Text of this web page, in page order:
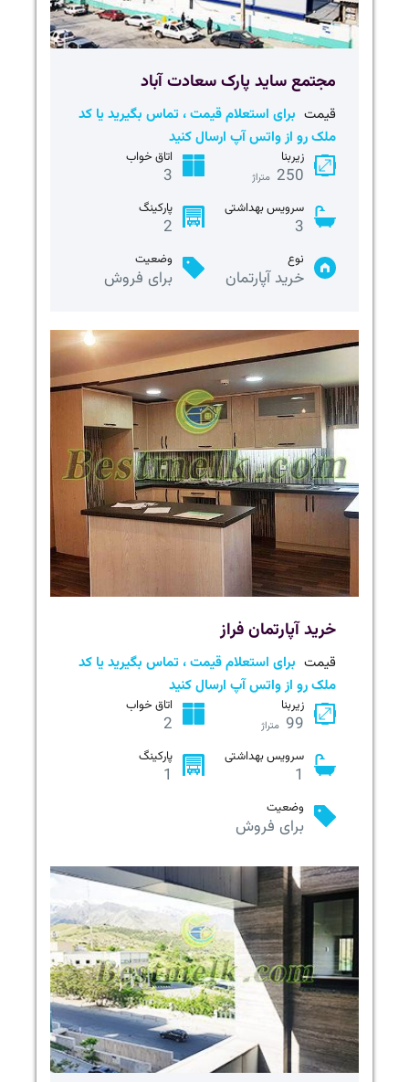
مجتمع ساید پارک سعادت آباد
قیمت برای استعلام قیمت ، تماس بگیرید یا کد
ملک رو از واتس آپ ارسال کنید
زیربنا
250 متراژ
اتاق خواب
3
سرویس بهداشتی
3
پارکینگ
2
نوع
خرید آپارتمان
وضعیت
برای فروش
خرید آپارتمان فراز
قیمت برای استعلام قیمت ، تماس بگیرید یا کد
ملک رو از واتس آپ ارسال کنید
زیربنا
99 متراژ
اتاق خواب
2
سرویس بهداشتی
1
پارکینگ
1
وضعیت
برای فروش